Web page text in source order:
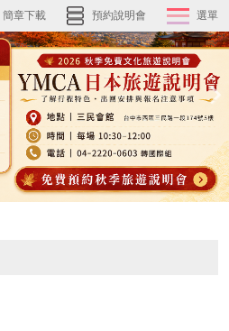
簡章下載 預約說明會 選單